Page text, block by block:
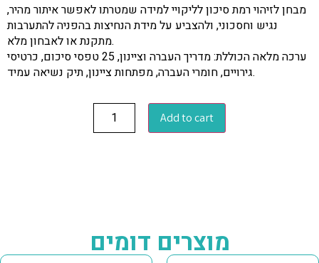
מבחן לזיהוי רמת סיכון לליקויי למידה שמטרתו לאפשר איתור מהיר,
נגיש וחסכוני, ולהצביע על מידת הנחיצות בהפניה להתערבות
מתקנת או לאבחון מלא.
ערכה מלאה הכוללת: מדריך העברה וציינון, 25 טפסי סיכום, כרטיסי
גירויים, חומרי העברה, מפתחות ציינון, תיק נשיאה עמיד.
Add to cart
מוצרים דומים